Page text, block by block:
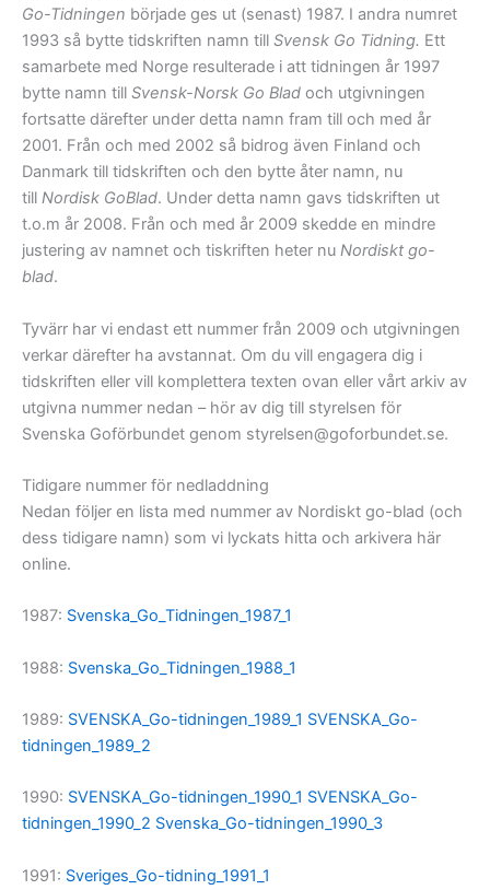
Go-Tidningen började ges ut (senast) 1987. I andra numret
1993 så bytte tidskriften namn till Svensk Go Tidning. Ett
samarbete med Norge resulterade i att tidningen år 1997
bytte namn till Svensk-Norsk Go Blad och utgivningen
fortsatte därefter under detta namn fram till och med år
2001. Från och med 2002 så bidrog även Finland och
Danmark till tidskriften och den bytte åter namn, nu
till Nordisk GoBlad. Under detta namn gavs tidskriften ut
t.o.m år 2008. Från och med år 2009 skedde en mindre
justering av namnet och tiskriften heter nu Nordiskt go-
blad.
Tyvärr har vi endast ett nummer från 2009 och utgivningen
verkar därefter ha avstannat. Om du vill engagera dig i
tidskriften eller vill komplettera texten ovan eller vårt arkiv av
utgivna nummer nedan – hör av dig till styrelsen för
Svenska Goförbundet genom styrelsen@goforbundet.se.
Tidigare nummer för nedladdning
Nedan följer en lista med nummer av Nordiskt go-blad (och
dess tidigare namn) som vi lyckats hitta och arkivera här
online.
1987: Svenska_Go_Tidningen_1987_1
1988: Svenska_Go_Tidningen_1988_1
1989: SVENSKA_Go-tidningen_1989_1 SVENSKA_Go-
tidningen_1989_2
1990: SVENSKA_Go-tidningen_1990_1 SVENSKA_Go-
tidningen_1990_2 Svenska_Go-tidningen_1990_3
1991: Sveriges_Go-tidning_1991_1